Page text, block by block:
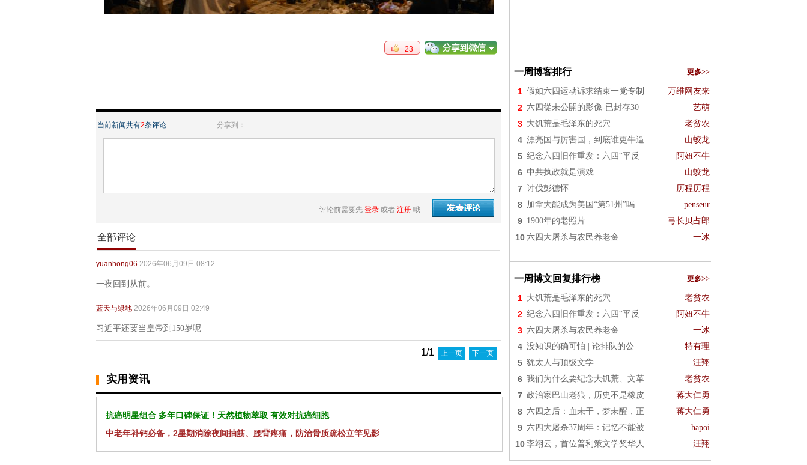
23
当前新闻共有2条评论 分享到：
评论前需要先 登录 或者 注册 哦
全部评论
yuanhong06 2026年06月09日 08:12
一夜回到从前。
蓝天与绿地 2026年06月09日 02:49
习近平还要当皇帝到150岁呢
1/1 上一页 下一页
实用资讯
抗癌明星组合 多年口碑保证！天然植物萃取 有效对抗癌细胞
中老年补钙必备，2星期消除夜间抽筋、腰背疼痛，防治骨质疏松立竿见影
一周博客排行 更多>>
1 假如六四运动诉求结束一党专制 万维网友来
2 六四從未公開的影像-已封存30 艺萌
3 大饥荒是毛泽东的死穴 老贫农
4 漂亮国与厉害国，到底谁更牛逼 山蛟龙
5 纪念六四旧作重发：六四“平反 阿妞不牛
6 中共执政就是演戏 山蛟龙
7 讨伐彭德怀 历程历程
8 加拿大能成为美国“第51州”吗 penseur
9 1900年的老照片 弓长贝占郎
10 六四大屠杀与农民养老金 一冰
一周博文回复排行榜 更多>>
1 大饥荒是毛泽东的死穴 老贫农
2 纪念六四旧作重发：六四“平反 阿妞不牛
3 六四大屠杀与农民养老金 一冰
4 没知识的确可怕 | 论排队的公 特有理
5 犹太人与顶级文学 汪翔
6 我们为什么要纪念大饥荒、文革 老贫农
7 政治家巴山老狼，历史不是橡皮 蒋大仁勇
8 六四之后：血未干，梦未醒，正 蒋大仁勇
9 六四大屠杀37周年：记忆不能被 hapoi
10 李翊云，首位普利策文学奖华人 汪翔